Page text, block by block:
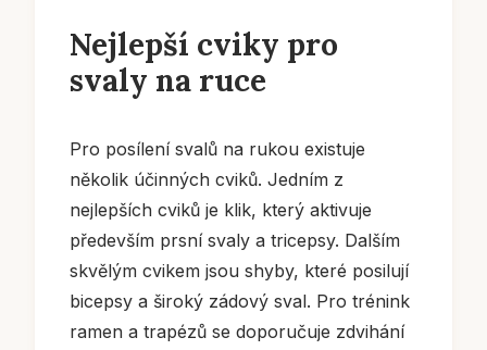
Nejlepší cviky pro
svaly na ruce
Pro posílení svalů na rukou existuje
několik účinných cviků. Jedním z
nejlepších cviků je klik, který aktivuje
především prsní svaly a tricepsy. Dalším
skvělým cvikem jsou shyby, které posilují
bicepsy a široký zádový sval. Pro trénink
ramen a trapézů se doporučuje zdvihání